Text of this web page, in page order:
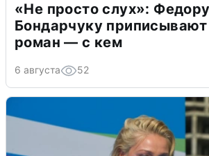
«Не просто слух»: Федору
Бондарчуку
роман — с кем
6 августа 52